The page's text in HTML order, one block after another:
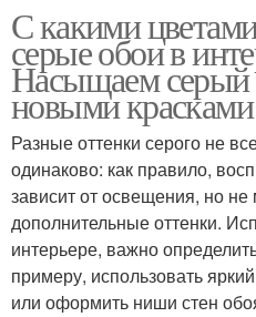
С какими
серые обои в
Насыщаем серый
новыми красками
Разные оттенки серого не
одинаково: как правило,
зависит от освещения, но
дополнительные оттенки.
интерьере, важно
примеру, использовать
или оформить ниши стен